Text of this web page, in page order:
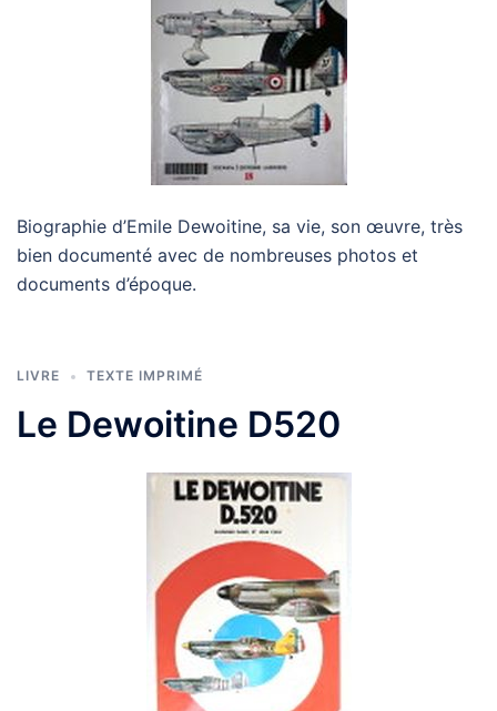
Biographie d’Emile Dewoitine, sa vie, son œuvre, très
bien documenté avec de nombreuses photos et
documents d’époque.
LIVRE TEXTE IMPRIMÉ
Le Dewoitine D520